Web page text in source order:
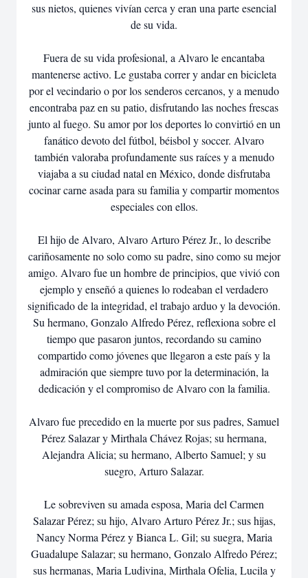
sus nietos, quienes vivían cerca y eran una parte esencial
de su vida.
Fuera de su vida profesional, a Alvaro le encantaba
mantenerse activo. Le gustaba correr y andar en bicicleta
por el vecindario o por los senderos cercanos, y a menudo
encontraba paz en su patio, disfrutando las noches frescas
junto al fuego. Su amor por los deportes lo convirtió en un
fanático devoto del fútbol, béisbol y soccer. Alvaro
también valoraba profundamente sus raíces y a menudo
viajaba a su ciudad natal en México, donde disfrutaba
cocinar carne asada para su familia y compartir momentos
especiales con ellos.
El hijo de Alvaro, Alvaro Arturo Pérez Jr., lo describe
cariñosamente no solo como su padre, sino como su mejor
amigo. Alvaro fue un hombre de principios, que vivió con
ejemplo y enseñó a quienes lo rodeaban el verdadero
significado de la integridad, el trabajo arduo y la devoción.
Su hermano, Gonzalo Alfredo Pérez, reflexiona sobre el
tiempo que pasaron juntos, recordando su camino
compartido como jóvenes que llegaron a este país y la
admiración que siempre tuvo por la determinación, la
dedicación y el compromiso de Alvaro con la familia.
Alvaro fue precedido en la muerte por sus padres, Samuel
Pérez Salazar y Mirthala Chávez Rojas; su hermana,
Alejandra Alicia; su hermano, Alberto Samuel; y su
suegro, Arturo Salazar.
Le sobreviven su amada esposa, Maria del Carmen
Salazar Pérez; su hijo, Alvaro Arturo Pérez Jr.; sus hijas,
Nancy Norma Pérez y Bianca L. Gil; su suegra, Maria
Guadalupe Salazar; su hermano, Gonzalo Alfredo Pérez;
sus hermanas, Maria Ludivina, Mirthala Ofelia, Lucila y